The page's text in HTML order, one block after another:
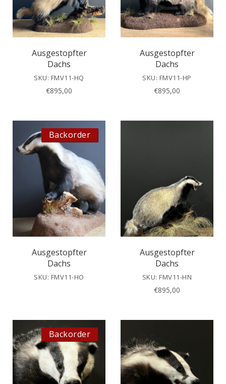
Ausgestopfter
Dachs
SKU: FMV11-HQ
€895,00
Ausgestopfter
Dachs
SKU: FMV11-HP
€895,00
Backorder
Ausgestopfter
Dachs
SKU: FMV11-HO
Ausgestopfter
Dachs
SKU: FMV11-HN
€895,00
Backorder